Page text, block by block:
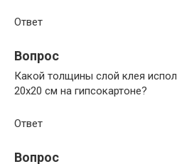
Ответ
Вопрос
Какой толщины слой клея
20х20 см на гипсокартоне?
Ответ
Вопрос